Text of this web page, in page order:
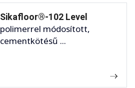
Sikafloor®-102 Level
polimerrel módosított,
cementkötésű ...